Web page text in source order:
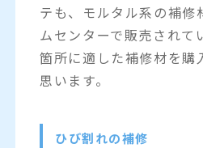
テも、モルタル系の補修
ムセンターで販売されて
箇所に適した補修材を購
思います。
ひび割れの補修